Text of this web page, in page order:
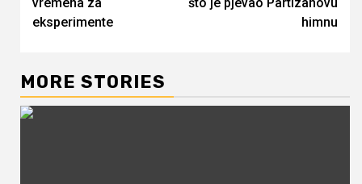
eksperimente
himnu
MORE STORIES